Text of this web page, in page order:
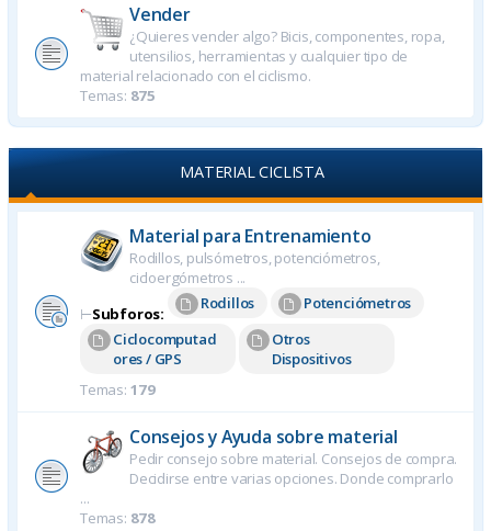
Vender
¿Quieres vender algo? Bicis, componentes, ropa,
utensilios, herramientas y cualquier tipo de
material relacionado con el ciclismo.
Temas: 875
MATERIAL CICLISTA
Material para Entrenamiento
Rodillos, pulsómetros, potenciómetros,
cicloergómetros ...
⊢Subforos:
Rodillos
Potenciómetros
Ciclocomputad
ores / GPS
Otros
Dispositivos
Temas: 179
Consejos y Ayuda sobre material
Pedir consejo sobre material. Consejos de compra.
Decidirse entre varias opciones. Donde comprarlo
...
Temas: 878